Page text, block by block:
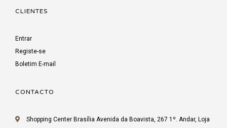
CLIENTES
Entrar
Registe-se
Boletim E-mail
CONTACTO
Shopping Center Brasília Avenida da Boavista, 267 1º. Andar, Loja